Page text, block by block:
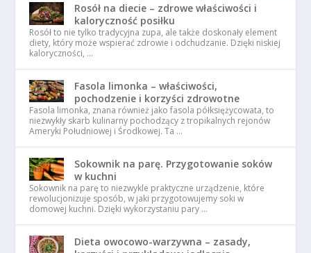
Rosół na diecie – zdrowe właściwości i
kaloryczność posiłku
Rosół to nie tylko tradycyjna zupa, ale także doskonały element
diety, który może wspierać zdrowie i odchudzanie. Dzięki niskiej
kaloryczności, …
Fasola limonka – właściwości,
pochodzenie i korzyści zdrowotne
Fasola limonka, znana również jako fasola półksiężycowata, to
niezwykły skarb kulinarny pochodzący z tropikalnych rejonów
Ameryki Południowej i Środkowej. Ta …
Sokownik na parę. Przygotowanie soków
w kuchni
Sokownik na parę to niezwykle praktyczne urządzenie, które
rewolucjonizuje sposób, w jaki przygotowujemy soki w
domowej kuchni. Dzięki wykorzystaniu pary …
Dieta owocowo-warzywna – zasady,